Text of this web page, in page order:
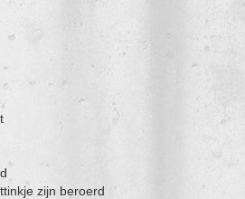
zijn beroerd